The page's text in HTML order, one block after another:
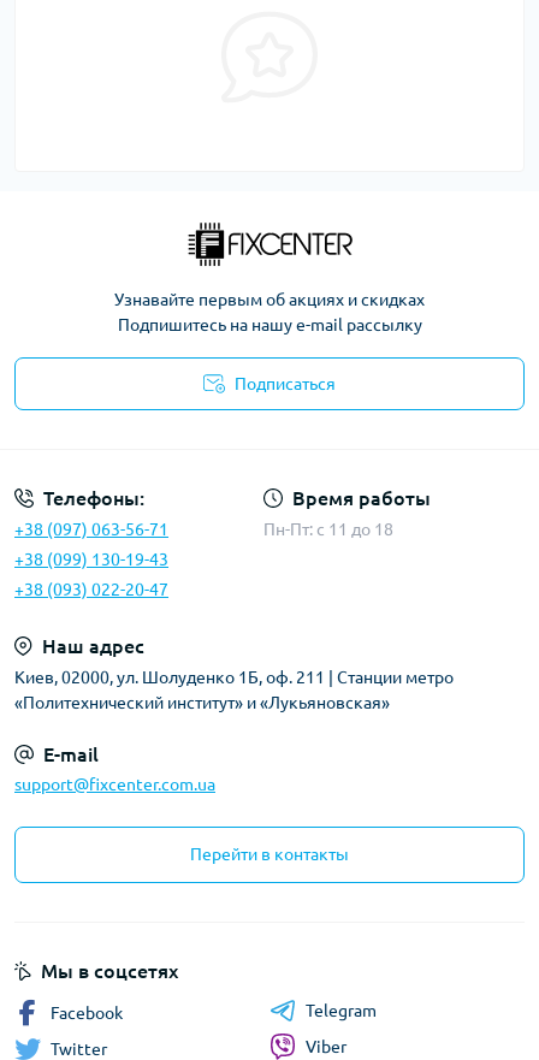
Узнавайте первым об акциях и скидках
Подпишитесь на нашу e-mail рассылку
Подписаться
Телефоны:
+38 (097) 063-56-71
+38 (099) 130-19-43
+38 (093) 022-20-47
Время работы
Пн-Пт: c 11 до 18
Наш адрес
Киев, 02000, ул. Шолуденко 1Б, оф. 211 | Станции метро
«Политехнический институт» и «Лукьяновская»
E-mail
support@fixcenter.com.ua
Перейти в контакты
Мы в соцсетях
Facebook
Twitter
Telegram
Viber